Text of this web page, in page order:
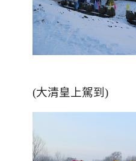
(大清皇上駕到)